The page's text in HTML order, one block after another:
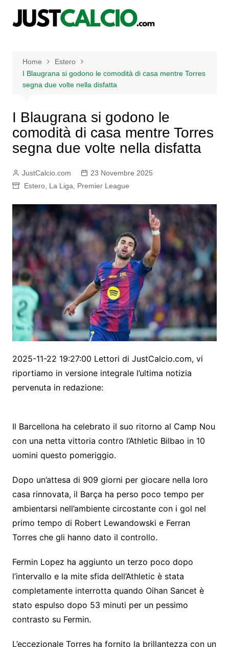
Home
Estero
I Blaugrana si godono le comodità di casa mentre Torres
segna due volte nella disfatta
I Blaugrana si godono le
comodità di casa mentre Torres
segna due volte nella disfatta
JustCalcio.com
23 Novembre 2025
Estero, La Liga Premier League
2025-11-22 19:27:00 Lettori di JustCalcio.com, vi
riportiamo in versione integrale l’ultima notizia
pervenuta in redazione:
Il Barcellona ha celebrato il suo ritorno al Camp Nou
con una netta vittoria contro l’Athletic Bilbao in 10
uomini questo pomeriggio.
Dopo un’attesa di 909 giorni per giocare nella loro
casa rinnovata, il Barça ha perso poco tempo per
ambientarsi nell’ambiente circostante con i gol nel
primo tempo di Robert Lewandowski e Ferran
Torres che gli hanno dato il controllo.
Fermin Lopez ha aggiunto un terzo poco dopo
l’intervallo e la mite sfida dell’Athletic è stata
completamente interrotta quando Oihan Sancet è
stato espulso dopo 53 minuti per un pessimo
contrasto su Fermin.
L’eccezionale Torres ha fornito la brillantezza con un